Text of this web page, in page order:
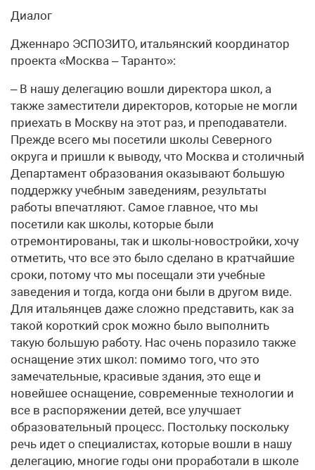
Диалог
Дженнаро ЭСПОЗИТО, итальянский координатор
проекта «Москва – Таранто»:
– В нашу делегацию вошли директора школ, а
также заместители директоров, которые не могли
приехать в Москву на этот раз, и преподаватели.
Прежде всего мы посетили школы Северного
округа и пришли к выводу, что Москва и столичный
Департамент образования оказывают большую
поддержку учебным заведениям, результаты
работы впечатляют. Самое главное, что мы
посетили как школы, которые были
отремонтированы, так и школы-новостройки, хочу
отметить, что все это было сделано в кратчайшие
сроки, потому что мы посещали эти учебные
заведения и тогда, когда они были в другом виде.
Для итальянцев даже сложно представить, как за
такой короткий срок можно было выполнить
такую большую работу. Нас очень поразило также
оснащение этих школ: помимо того, что это
замечательные, красивые здания, это еще и
новейшее оснащение, современные технологии и
все в распоряжении детей, все улучшает
образовательный процесс. Постольку поскольку
речь идет о специалистах, которые вошли в нашу
делегацию, многие годы они проработали в школе